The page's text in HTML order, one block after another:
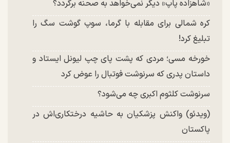
«شاهزاده پاپ» دیگر نمی‌خواهد به صحنه برگردد؟
کره شمالی برای مقابله با گرما، سوپ گوشت سگ را
تبلیغ کرد!
خورخه مسی؛ مردی که پشت پای چپ لیونل ایستاد و
داستان پدری که سرنوشت فوتبال را عوض کرد
سرنوشت کلثوم اکبری چه می‌شود؟
(ویدئو) واکنش پزشکیان به حاشیه درختکاری‌اش در
پاکستان